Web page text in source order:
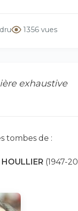
1356 vues
exhaustive
tombes de :
(1947-